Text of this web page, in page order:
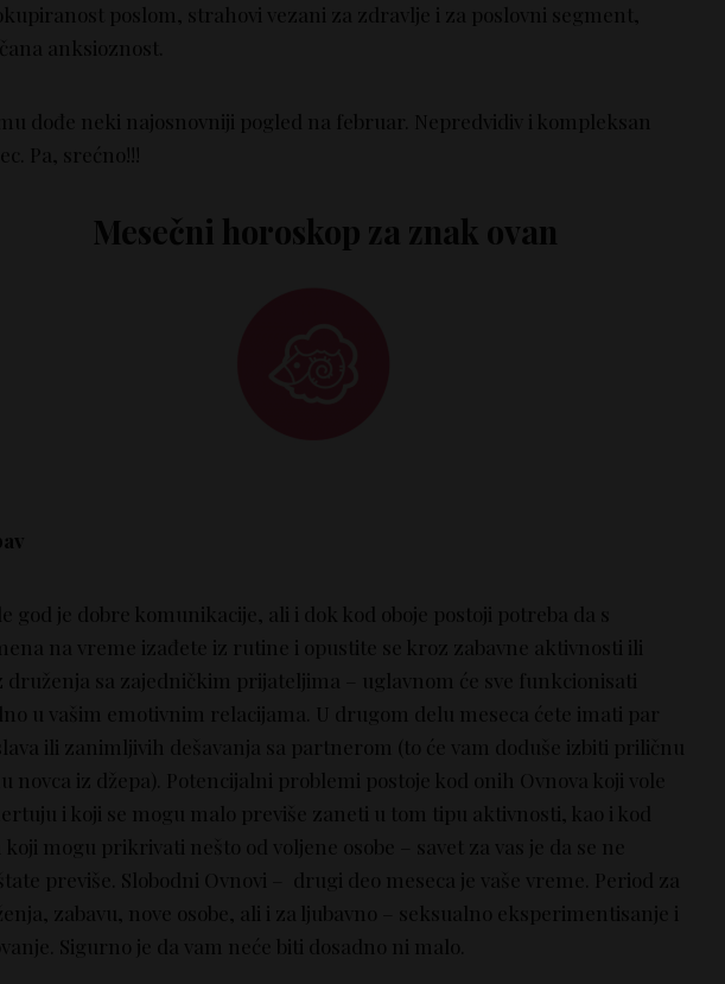
poslom, strahovi vezani za zdravlje i za poslovni segment,
anksioznost.
dođe neki najosnovniji pogled na februar. Nepredvidiv i kompleksan
Pa, srećno!!!
Mesečni horoskop za znak ovan
god je dobre komunikacije, ali i dok kod oboje postoji potreba da s
na vreme izađete iz rutine i opustite se kroz zabavne aktivnosti ili
druženja sa zajedničkim prijateljima – uglavnom će sve funkcionisati
u vašim emotivnim relacijama. U drugom delu meseca ćete imati par
ili zanimljivih dešavanja sa partnerom (to će vam doduše izbiti priličnu
novca iz džepa). Potencijalni problemi postoje kod onih Ovnova koji vole
i koji se mogu malo previše zaneti u tom tipu aktivnosti, kao i kod
koji mogu prikrivati nešto od voljene osobe – savet za vas je da se ne
previše. Slobodni Ovnovi – drugi deo meseca je vaše vreme. Period za
zabavu, nove osobe, ali i za ljubavno – seksualno eksperimentisanje i
Sigurno je da vam neće biti dosadno ni malo.